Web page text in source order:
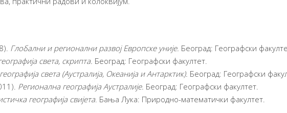
Глобални и регионални развој Европске уније. Београд: Географски
света, скрипта. Београд: Географски факултет.
света (Аустралија, Океанија и Антарктик). Београд: Географски
Регионална географија Аустралије. Београд: Географски факултет.
географија свијета. Бања Лука: Природно-математички факултет.